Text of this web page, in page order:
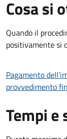
Cosa si
Quando il
positivamente si
Pagamento
provvedimento
Tempi e